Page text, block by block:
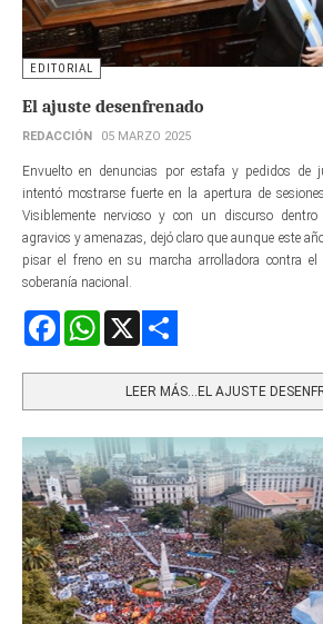
EDITORIAL
El ajuste desenfrenado
REDACCIÓN 05 MARZO 2025
Envuelto en denuncias por estafa y pedidos de
intentó mostrarse fuerte en la apertura de
Visiblemente nervioso y con un discurso
agravios y amenazas, dejó claro que aunque este
pisar el freno en su marcha arrolladora contra
soberanía nacional.
FacebookWhatsApp
LEER MÁS…EL AJUSTE